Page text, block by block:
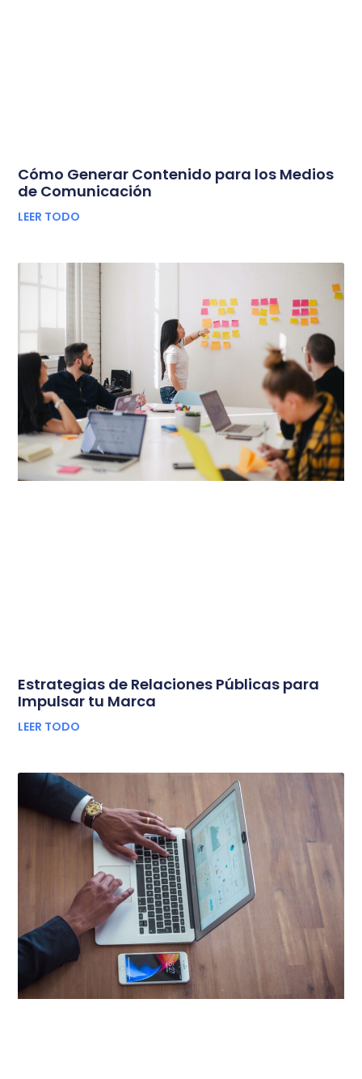
Cómo Generar Contenido para los Medios
de Comunicación
LEER TODO
Estrategias de Relaciones Públicas para
Impulsar tu Marca
LEER TODO